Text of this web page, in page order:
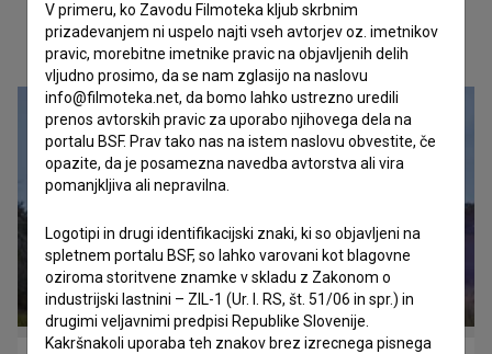
Oglejte si
V primeru, ko Zavodu Filmoteka kljub skrbnim
prizadevanjem ni uspelo najti vseh avtorjev oz. imetnikov
pravic, morebitne imetnike pravic na objavljenih delih
vljudno prosimo, da se nam zglasijo na naslovu
info@filmoteka.net, da bomo lahko ustrezno uredili
prenos avtorskih pravic za uporabo njihovega dela na
portalu BSF. Prav tako nas na istem naslovu obvestite, če
opazite, da je posamezna navedba avtorstva ali vira
pomanjkljiva ali nepravilna.
Logotipi in drugi identifikacijski znaki, ki so objavljeni na
spletnem portalu BSF, so lahko varovani kot blagovne
oziroma storitvene znamke v skladu z Zakonom o
industrijski lastnini – ZIL-1 (Ur. l. RS, št. 51/06 in spr.) in
drugimi veljavnimi predpisi Republike Slovenije.
Kakršnakoli uporaba teh znakov brez izrecnega pisnega